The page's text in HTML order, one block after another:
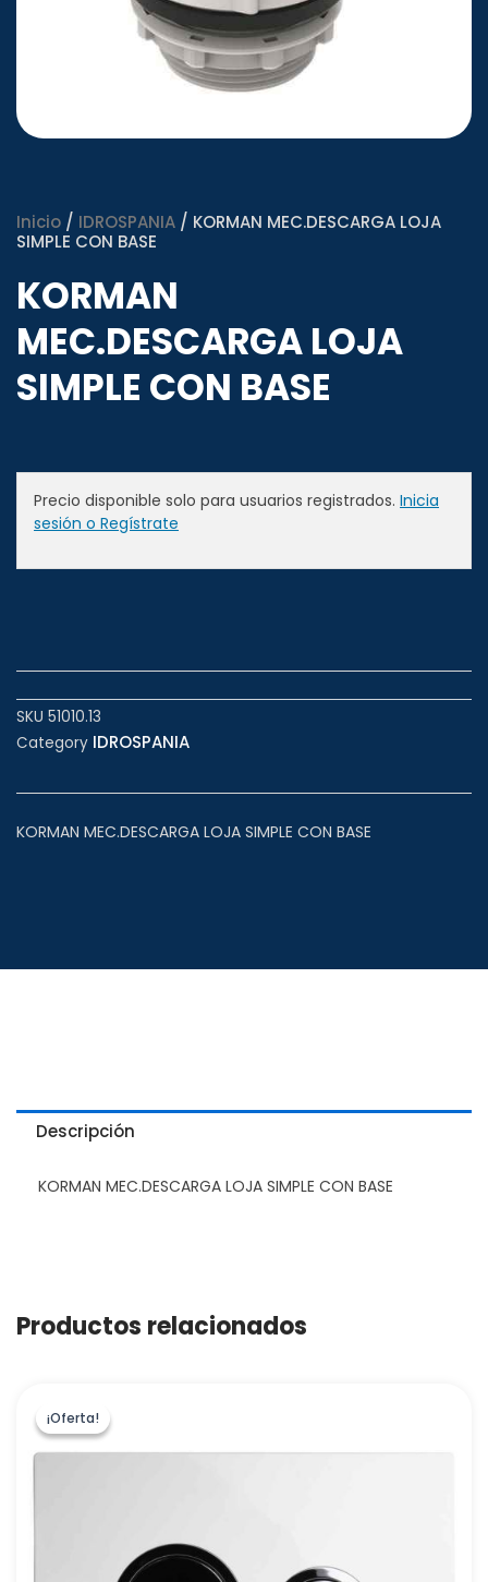
Inicio / IDROSPANIA / KORMAN MEC.DESCARGA LOJA
SIMPLE CON BASE
KORMAN
MEC.DESCARGA LOJA
SIMPLE CON BASE
Precio disponible solo para usuarios registrados. Inicia
sesión o Regístrate
SKU 51010.13
Category IDROSPANIA
KORMAN MEC.DESCARGA LOJA SIMPLE CON BASE
Descripción
KORMAN MEC.DESCARGA LOJA SIMPLE CON BASE
Productos relacionados
¡Oferta!
¡Oferta!